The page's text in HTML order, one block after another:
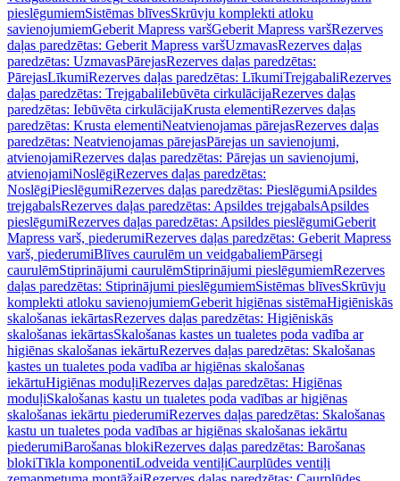
pieslēgumiemSistēmas blīvesSkrūvju komplekti atloku
savienojumiemGeberit Mapress varšGeberit Mapress varšRezerves
daļas paredzētas: Geberit Mapress varšUzmavasRezerves daļas
paredzētas: UzmavasPārejasRezerves daļas paredzētas:
PārejasLīkumiRezerves daļas paredzētas: LīkumiTrejgabaliRezerves
daļas paredzētas: TrejgabaliIebūvēta cirkulācijaRezerves daļas
paredzētas: Iebūvēta cirkulācijaKrusta elementiRezerves daļas
paredzētas: Krusta elementiNeatvienojamas pārejasRezerves daļas
paredzētas: Neatvienojamas pārejasPārejas un savienojumi,
atvienojamiRezerves daļas paredzētas: Pārejas un savienojumi,
atvienojamiNoslēgiRezerves daļas paredzētas:
NoslēgiPieslēgumiRezerves daļas paredzētas: PieslēgumiApsildes
trejgabalsRezerves daļas paredzētas: Apsildes trejgabalsApsildes
pieslēgumiRezerves daļas paredzētas: Apsildes pieslēgumiGeberit
Mapress varš, piederumiRezerves daļas paredzētas: Geberit Mapress
varš, piederumiBlīves caurulēm un veidgabaliemPārsegi
caurulēmStiprinājumi caurulēmStiprinājumi pieslēgumiemRezerves
daļas paredzētas: Stiprinājumi pieslēgumiemSistēmas blīvesSkrūvju
komplekti atloku savienojumiemGeberit higiēnas sistēmaHigiēniskās
skalošanas iekārtasRezerves daļas paredzētas: Higiēniskās
skalošanas iekārtasSkalošanas kastes un tualetes poda vadība ar
higiēnas skalošanas iekārtuRezerves daļas paredzētas: Skalošanas
kastes un tualetes poda vadība ar higiēnas skalošanas
iekārtuHigiēnas moduļiRezerves daļas paredzētas: Higiēnas
moduļiSkalošanas kastu un tualetes poda vadības ar higiēnas
skalošanas iekārtu piederumiRezerves daļas paredzētas: Skalošanas
kastu un tualetes poda vadības ar higiēnas skalošanas iekārtu
piederumiBarošanas blokiRezerves daļas paredzētas: Barošanas
blokiTīkla komponentiLodveida ventiļiCaurplūdes ventiļi